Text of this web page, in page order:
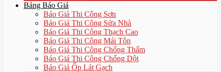
Bảng Báo Giá
Báo Giá Thi Công Sơn
Báo Giá Thi Công Sửa Nhà
Báo Giá Thi Công Thạch Cao
Báo Giá Thi Công Mái Tôn
Báo Giá Thi Công Chống Thấm
Báo Giá Thi Công Chống Dột
Báo Giá Ốp Lát Gạch